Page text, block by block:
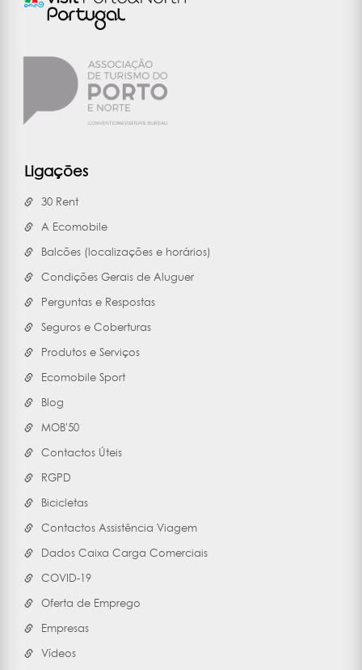
Ligações
30 Rent
A Ecomobile
Balcões (localizações e horários)
Condições Gerais de Aluguer
Perguntas e Respostas
Seguros e Coberturas
Produtos e Serviços
Ecomobile Sport
Blog
MOB'50
Contactos Úteis
RGPD
Bicicletas
Contactos Assistência Viagem
Dados Caixa Carga Comerciais
COVID-19
Oferta de Emprego
Empresas
Vídeos